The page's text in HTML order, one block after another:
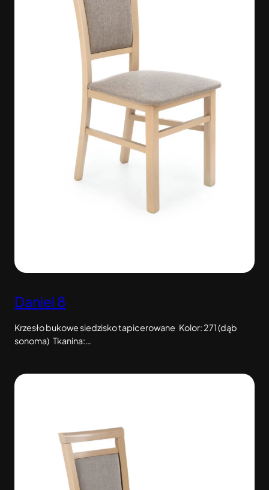
Daniel 8
Krzesło bukowe siedzisko tapicerowane Kolor: 271 (dąb
sonoma) Tkanina:…